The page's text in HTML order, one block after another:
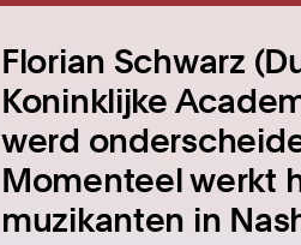
Florian Schwarz
Koninklijke
werd
Momenteel werkt
muzikanten in